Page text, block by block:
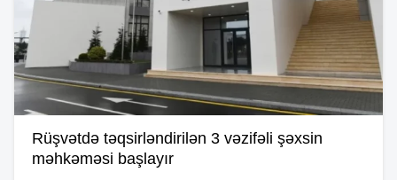
Rüşvətdə təqsirləndirilən 3 vəzifəli şəxsin
məhkəməsi başlayır